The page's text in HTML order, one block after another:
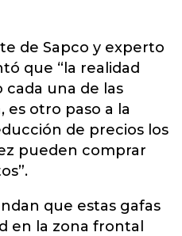
de Sapco y experto
que “la realidad
una de las
es otro paso a la
de precios los
pueden comprar
que estas gafas
en la zona frontal